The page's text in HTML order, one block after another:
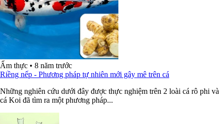
Ẩm thực • 8 năm trước
Riềng nếp - Phương pháp tự nhiên mới gây mê trên cá
Những nghiên cứu dưới đây được thực nghiệm trên 2 loài cá rô phi và
cá Koi đã tìm ra một phương pháp...